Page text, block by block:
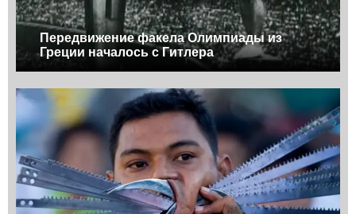
Передвижение факела Олимпиады из
Греции началось с Гитлера